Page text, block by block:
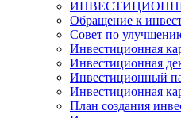
Обращение к
Совет по
Инвестиционная
Инвестиционная
Инвестиционный
Инвестиционная
План создания